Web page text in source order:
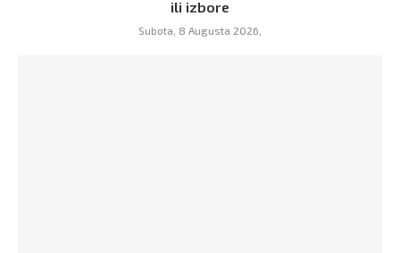
ili izbore
Subota, 8 Augusta 2026,